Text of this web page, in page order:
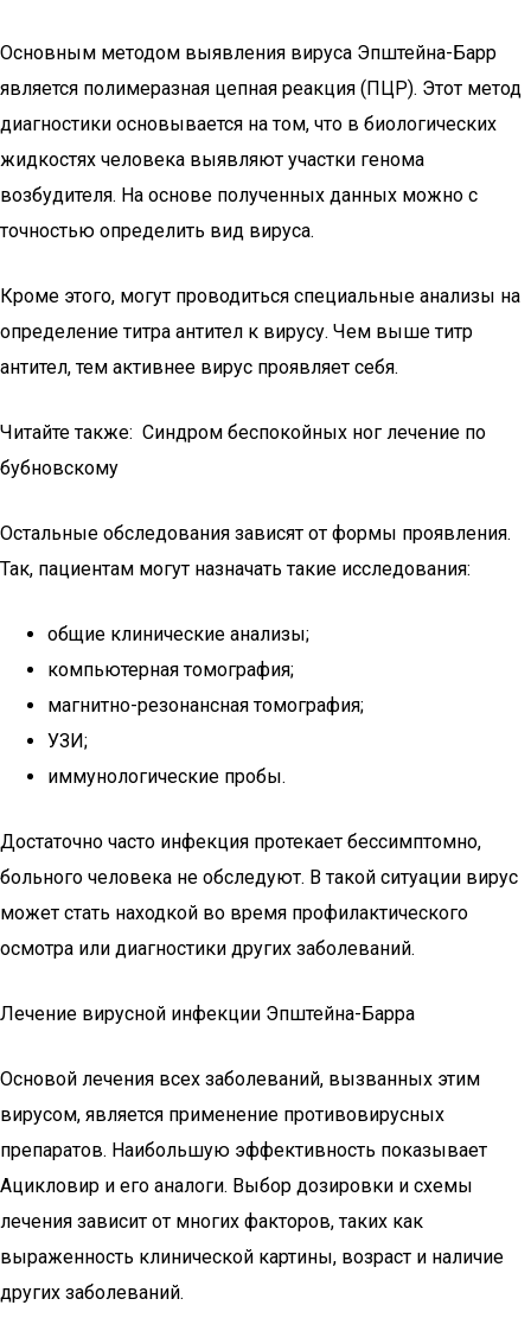
Основным методом выявления вируса Эпштейна-Барр
является полимеразная цепная реакция (ПЦР). Этот метод
диагностики основывается на том, что в биологических
жидкостях человека выявляют участки генома
возбудителя. На основе полученных данных можно с
точностью определить вид вируса.
Кроме этого, могут проводиться специальные анализы на
определение титра антител к вирусу. Чем выше титр
антител, тем активнее вирус проявляет себя.
Читайте также: Синдром беспокойных ног лечение по
бубновскому
Остальные обследования зависят от формы проявления.
Так, пациентам могут назначать такие исследования:
общие клинические анализы;
компьютерная томография;
магнитно-резонансная томография;
УЗИ;
иммунологические пробы.
Достаточно часто инфекция протекает бессимптомно,
больного человека не обследуют. В такой ситуации вирус
может стать находкой во время профилактического
осмотра или диагностики других заболеваний.
Лечение вирусной инфекции Эпштейна-Барра
Основой лечения всех заболеваний, вызванных этим
вирусом, является применение противовирусных
препаратов. Наибольшую эффективность показывает
Ацикловир и его аналоги. Выбор дозировки и схемы
лечения зависит от многих факторов, таких как
выраженность клинической картины, возраст и наличие
других заболеваний.